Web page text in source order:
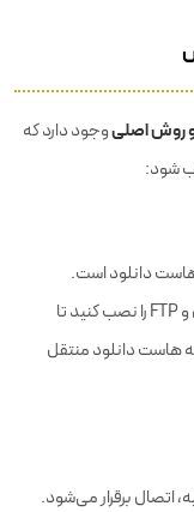
روش اصلیوجود دارد که
شود:
دانلود است.
کافیست یکی از افزونه‌های مخصوص مدیریت فایل و FTP را نصب کنید تا
هاست دانلود منتقل
اتصال برقرار می‌شود.